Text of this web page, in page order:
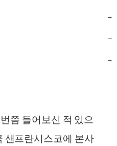
번쯤 들어보신 적 있으
샌프란시스코에 본사